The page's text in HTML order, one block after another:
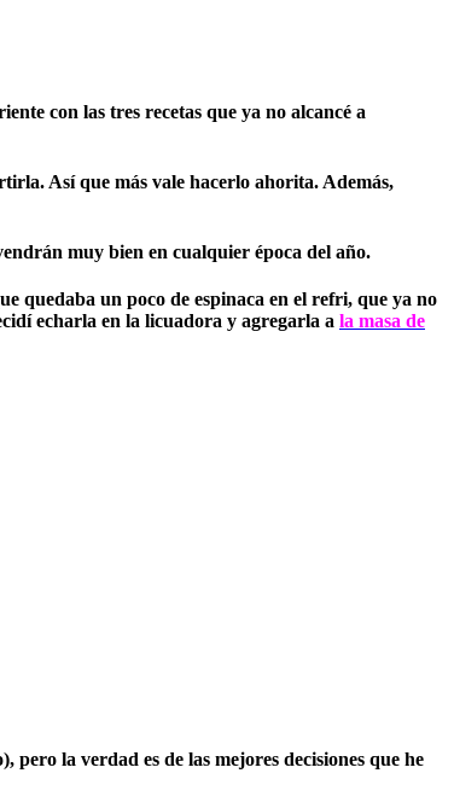
con las tres recetas que ya no alcancé a
Así que más vale hacerlo ahorita. Además,
muy bien en cualquier época del año.
quedaba un poco de espinaca en el refri, que ya no
echarla en la licuadora y agregarla a la masa de
la verdad es de las mejores decisiones que he